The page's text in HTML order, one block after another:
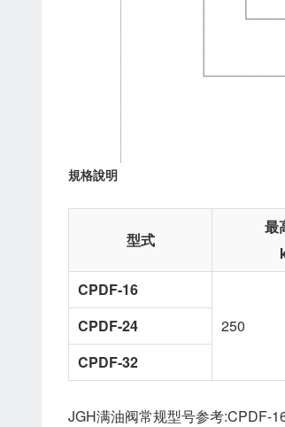
規格說明
型式
最
CPDF-16
250
CPDF-24
CPDF-32
JGH满油阀常规型号参考:CPDF-